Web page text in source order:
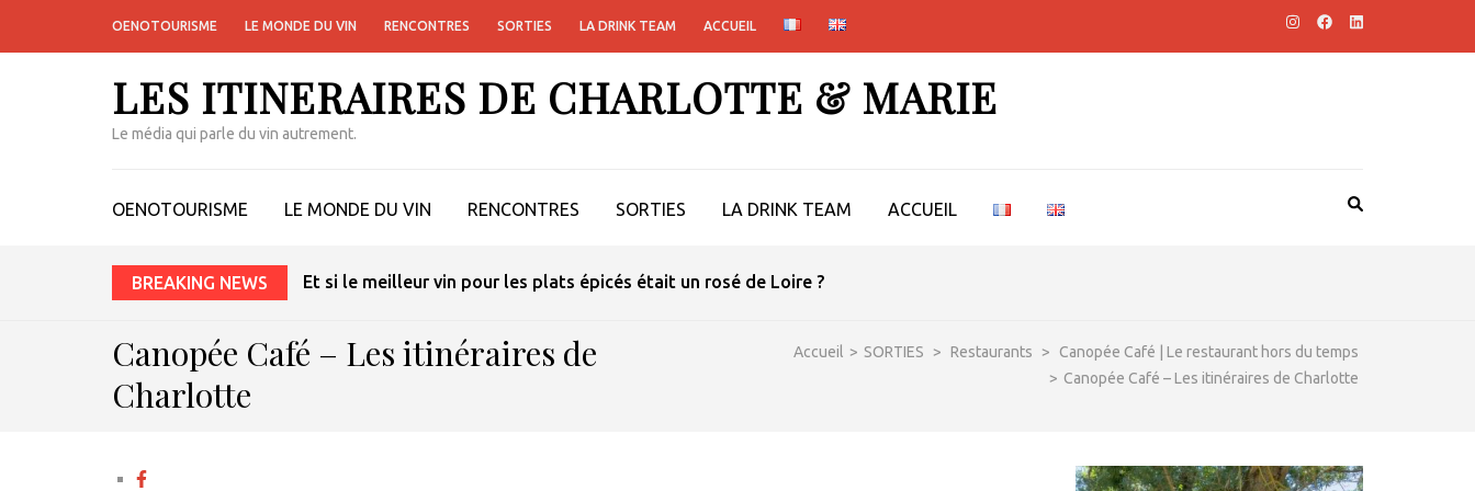
OENOTOURISME LE MONDE DU VIN RENCONTRES SORTIES LA DRINK TEAM ACCUEIL
LES ITINERAIRES DE CHARLOTTE & MARIE
Le média qui parle du vin autrement.
OENOTOURISME LE MONDE DU VIN RENCONTRES SORTIES LA DRINK TEAM ACCUEIL
BREAKING NEWS Et si le meilleur vin pour les plats épicés était un rosé de Loire ?
Accueil > SORTIES > Restaurants > Canopée Café | Le restaurant hors du temps
> Canopée Café – Les itinéraires de Charlotte
Canopée Café – Les itinéraires de
Charlotte